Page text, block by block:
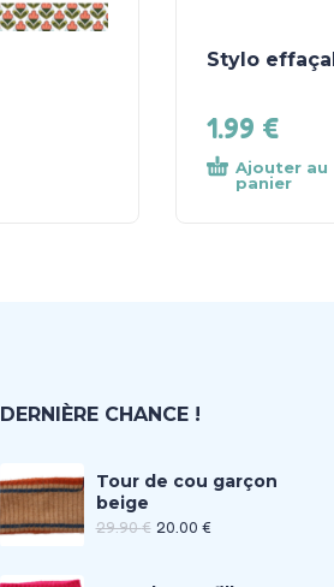
Stylo
1.99 €
Ajouter au
panier
DERNIÈRE CHANCE !
Tour de cou garçon
beige
29.90€ 20.00 €